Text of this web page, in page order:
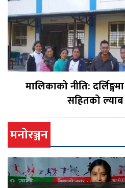
मालिकाको नीति:
सहितको
मनोरञ्जन